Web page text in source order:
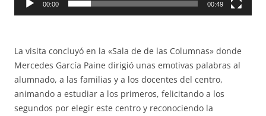
00:00 00:49
La visita concluyó en la «Sala de de las Columnas» donde
Mercedes García Paine dirigió unas emotivas palabras al
alumnado, a las familias y a los docentes del centro,
animando a estudiar a los primeros, felicitando a los
segundos por elegir este centro y reconociendo la